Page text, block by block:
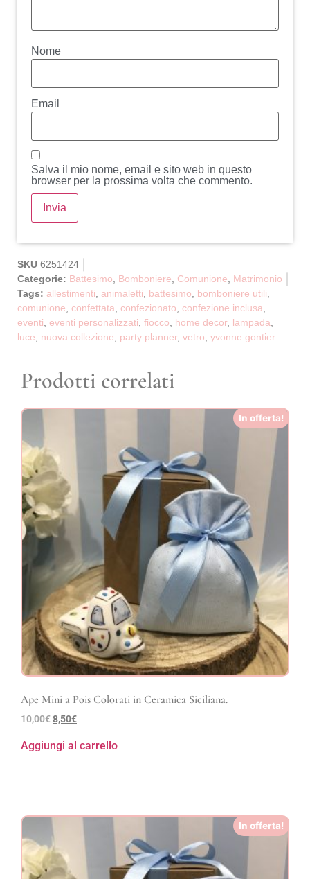
Nome
Email
Salva il mio nome, email e sito web in questo
browser per la prossima volta che commento.
SKU 6251424
Categorie: Battesimo Bomboniere Comunione
Matrimonio
Tags: allestimenti animaletti battesimo bomboniere utili
comunione confettata confezionato confezione inclusa
eventi eventi personalizzati fiocco home decor, lampada
luce
nuova collezione party planner, vetro yvonne gontier
Prodotti correlati
In offerta!
Ape Mini a Pois Colorati in Ceramica Siciliana.
10,00€8,50€
Aggiungi al carrello
In offerta!